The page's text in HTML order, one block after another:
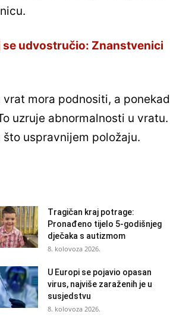
se udvostručio: Znanstvenici
mora podnositi, a ponekad
uzruje abnormalnosti u vratu.
uspravnijem položaju.
Tragičan kraj potrage:
Pronađeno tijelo 5-godišnjeg
dječaka s autizmom
8. kolovoza 2026.
U Europi se pojavio opasan
virus, najviše zaraženih je u
susjedstvu
8. kolovoza 2026.